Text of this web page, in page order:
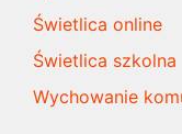
Świetlica online
Świetlica szkolna
Wychowanie